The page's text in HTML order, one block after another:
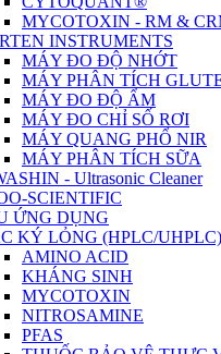
MYCOTOXIN - RM &
INSTRUMENTS
MÁY ĐO ĐỘ NHỚT
MÁY PHÂN TÍCH
MÁY ĐO ĐỘ ẨM
MÁY ĐO CHỈ SỐ RƠI
MÁY QUANG PHỔ NIR
MÁY PHÂN TÍCH SỮA
- Ultrasonic Cleaner
SCIENTIFIC
ỨNG DỤNG
KÝ LỎNG (HPLC/UHPLC)
AMINO ACID
KHÁNG SINH
MYCOTOXIN
NITROSAMINE
PFAS